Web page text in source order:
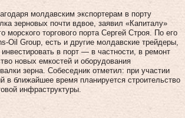
молдавским экспортерам в порту
зерновых почти вдвое, заявил «Капиталу»
морского торгового порта Сергей Строя. По его
Oil Group, есть и другие молдавские трейдеры,
в порт — в частности, в ремонт
новых емкостей и оборудования
зерна. Собеседник отметил: при участии
в ближайшее время планируется строительство
инфраструктуры.